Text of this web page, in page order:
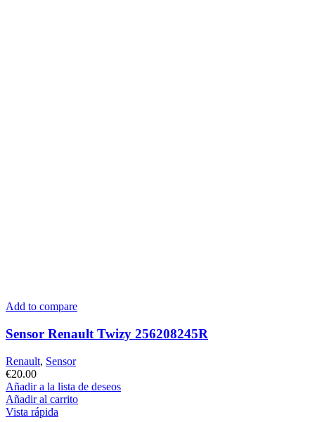
Add to compare
Sensor Renault Twizy 256208245R
Renault, Sensor
€20.00
Añadir a la lista de deseos
Añadir al carrito
Vista rápida